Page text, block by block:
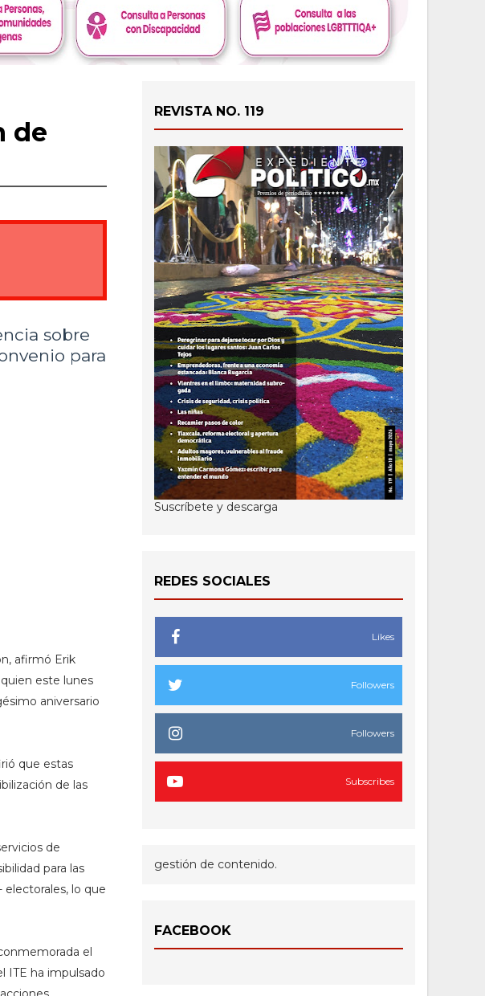
de
sobre
para
afirmó Erik
este lunes
aniversario
que estas
de las
de
para las
lo que
el
ITE ha impulsado
REVISTA NO. 119
Suscríbete y descarga
REDES SOCIALES
Likes
Followers
Followers
Subscribes
gestión de contenido.
FACEBOOK